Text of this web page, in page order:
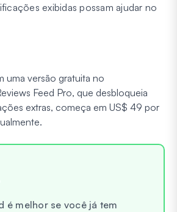
exibidas possam ajudar no
uma versão gratuita no
Feed Pro, que desbloqueia
extras, começa em US$ 49 por
é melhor se você já tem